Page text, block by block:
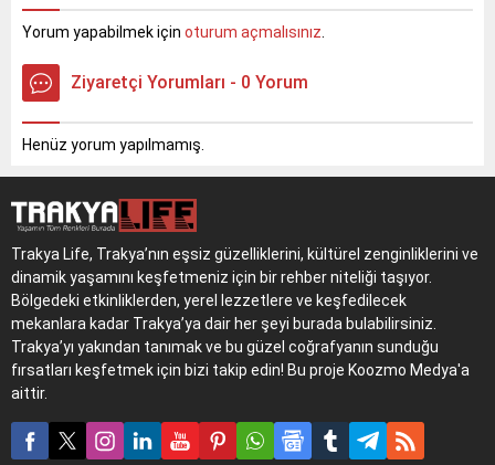
odaklı bir peyzaj modeli
Yorum yapabilmek için oturum açmalısınız.
Ziyaretçi Yorumları - 0 Yorum
Henüz yorum yapılmamış.
Trakya Life, Trakya’nın eşsiz güzelliklerini, kültürel zenginliklerini ve
dinamik yaşamını keşfetmeniz için bir rehber niteliği taşıyor.
Bölgedeki etkinliklerden, yerel lezzetlere ve keşfedilecek
mekanlara kadar Trakya’ya dair her şeyi burada bulabilirsiniz.
Trakya’yı yakından tanımak ve bu güzel coğrafyanın sunduğu
fırsatları keşfetmek için bizi takip edin! Bu proje Koozmo Medya'a
aittir.